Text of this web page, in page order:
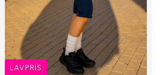
LAVPRIS